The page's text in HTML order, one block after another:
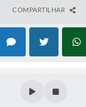
COMPARTILHAR